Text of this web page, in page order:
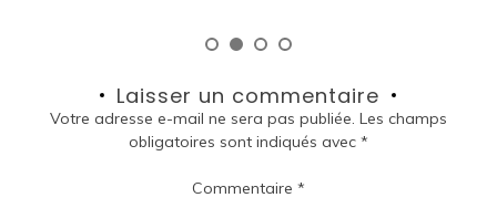
Laisser un commentaire
Votre adresse e-mail ne sera pas publiée. Les champs
obligatoires sont indiqués avec *
Commentaire *